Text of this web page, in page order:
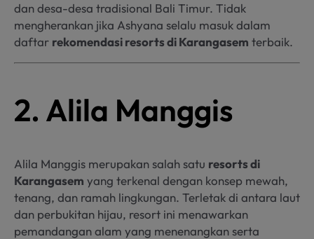
dan desa-desa tradisional Bali Timur. Tidak
mengherankan jika Ashyana selalu masuk dalam
daftar rekomendasi resorts di Karangasem terbaik.
2. Alila Manggis
Alila Manggis merupakan salah satu resorts di
Karangasem yang terkenal dengan konsep mewah,
tenang, dan ramah lingkungan. Terletak di antara laut
dan perbukitan hijau, resort ini menawarkan
pemandangan alam yang menenangkan serta